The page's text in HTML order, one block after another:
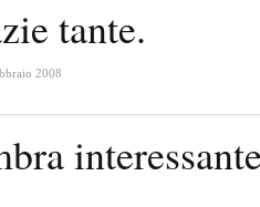
tante.
2008